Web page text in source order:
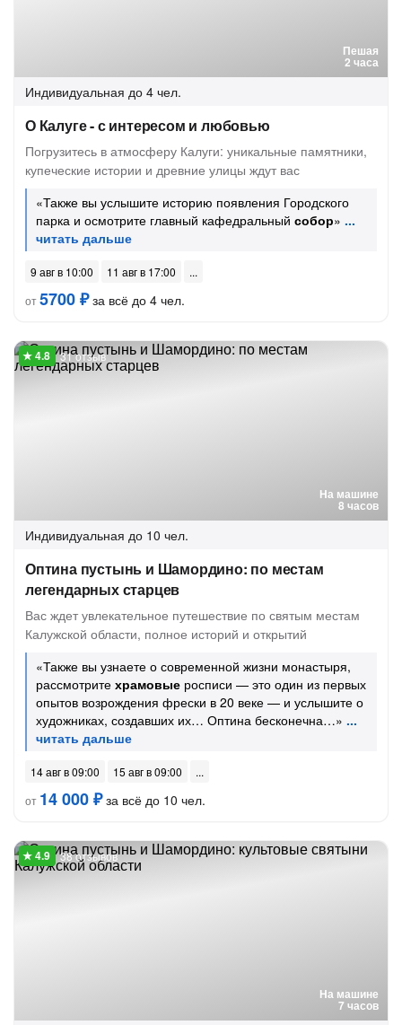
Пешая
2 часа
Индивидуальная до 4 чел.
О Калуге - с интересом и любовью
Погрузитесь в атмосферу Калуги: уникальные памятники,
купеческие истории и древние улицы ждут вас
«Также вы услышите историю появления Городского
парка и осмотрите главный кафедральный собор»
9 авг в 10:00
11 авг в 17:00
от5700 ₽за всё до 4 чел.
На машине
8 часов
31 отзыв
Индивидуальная до 10 чел.
Оптина пустынь и Шамордино: по местам
легендарных старцев
Вас ждет увлекательное путешествие по святым местам
Калужской области, полное историй и открытий
«Также вы узнаете о современной жизни монастыря,
рассмотрите храмовые росписи — это один из первых
опытов возрождения фрески в 20 веке — и услышите о
художниках, создавших их… Оптина бесконечна…»
14 авг в 09:00
15 авг в 09:00
от 14 000 ₽за всё до 10 чел.
На машине
7 часов
38 отзывов